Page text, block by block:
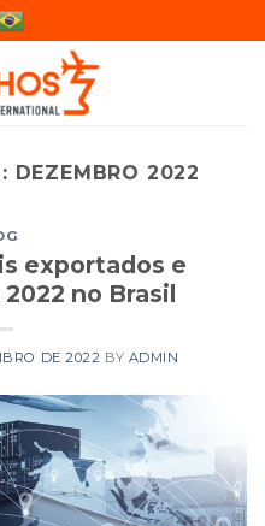
DEZEMBRO 2022
exportados e
no Brasil
DE 2022 BY ADMIN